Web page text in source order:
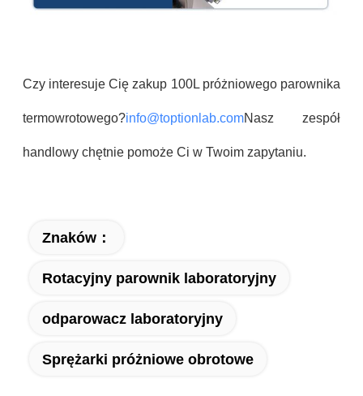
Czy interesuje Cię zakup 100L próżniowego parownika
termowrotowego?info@toptionlab.comNasz zespół
handlowy chętnie pomoże Ci w Twoim zapytaniu.
Znaków：
Rotacyjny parownik laboratoryjny
odparowacz laboratoryjny
Sprężarki próżniowe obrotowe